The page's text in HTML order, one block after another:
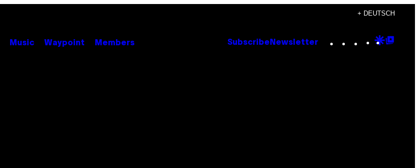
+ DEUTSCH
Music Waypoint Members Subscribe Newsletter Instagram
TikTok
YouTube
Google